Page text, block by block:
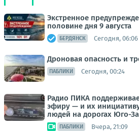
Экстренное
половине дня 9 августа
БЕРДЯНСК Сегодня, 06:06
Дроновая опасность и
ПАБЛИКИ Сегодня, 00:24
Радио ПИКА
эфиру — и их
людей на дорогах Юго-
ПАБЛИКИ Вчера, 21:09